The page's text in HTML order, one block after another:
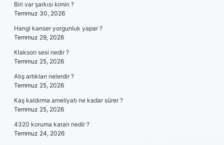
Biri var şarkısı kimin ?
Temmuz 30, 2026
Hangi kanser yorgunluk yapar ?
Temmuz 29, 2026
Klakson sesi nedir ?
Temmuz 25, 2026
Atış artıkları nelerdir ?
Temmuz 25, 2026
Kaş kaldırma ameliyatı ne kadar sürer ?
Temmuz 25, 2026
4320 koruma kararı nedir ?
Temmuz 24, 2026